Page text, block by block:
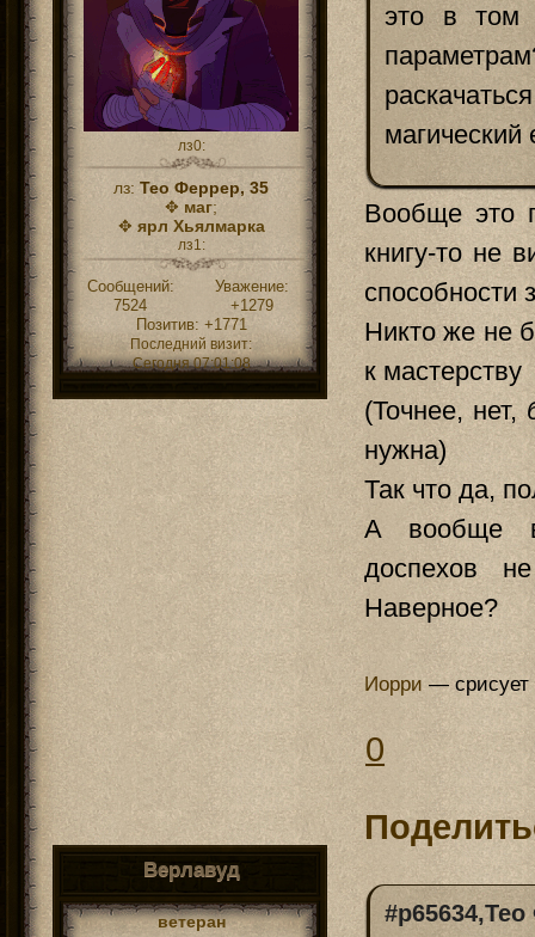
лз0:
лз: Тео Феррер, 35
✥ маг;
✥ ярл Хьялмарка
лз1:
Сообщений:
7524
Уважение:
+1279
Позитив: +1771
Последний визит:
Сегодня 07:01:08
это в том
Вообще это
книгу-то не
способности
Никто же не
к мастерству
(Точнее, нет,
нужна)
Так что да,
А вообще
доспехов
Наверное?
Иорри — срисует
0
Верлавуд
ветеран